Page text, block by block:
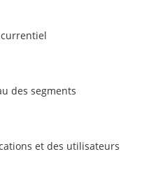
des segments
et des utilisateurs